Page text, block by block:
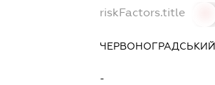
riskFactors.title
-